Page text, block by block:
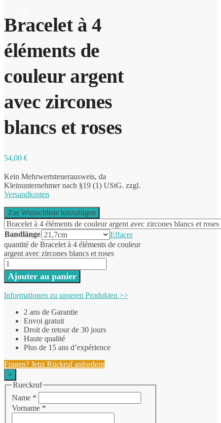
Bracelet à 4
éléments de
couleur argent
avec zircones
blancs et roses
54,00 €
Kein Mehrwertsteuerausweis, da
Kleinunternehmer nach §19 (1) UStG. zzgl.
Versandkosten
Zur Wunschliste hinzufügen
Bandlänge
Effacer
quantité de Bracelet à 4 éléments de couleur
argent avec zircones blancs et roses
Ajouter au panier
Informationen zu unseren Produkten >>
2 ans de Garantie
Envoi gratuit
Droit de retour de 30 jours
Haute qualité
Plus de 15 ans d’expérience
Fragen? Jetzt Rückruf anfordern
×
Rueckruf
Name *
Vorname *